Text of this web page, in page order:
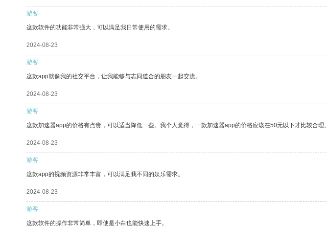
游客
这款软件的功能非常强大，可以满足我日常使用的需求。
2024-08-23
游客
这款app就像我的社交平台，让我能够与志同道合的朋友一起交流。
2024-08-23
游客
这款加速器app的价格有点贵，可以适当降低一些。我个人觉得，一款加速器app的价格应该在50元以下才比较合理。
2024-08-23
游客
这款app的视频资源非常丰富，可以满足我不同的娱乐需求。
2024-08-23
游客
这款软件的操作非常简单，即使是小白也能快速上手。